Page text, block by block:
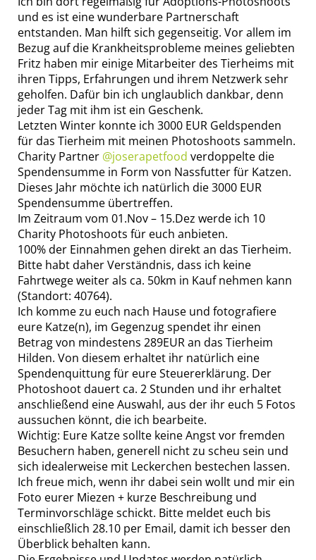
und es ist eine wunderbare Partnerschaft
entstanden. Man hilft sich gegenseitig. Vor allem im
Bezug auf die Krankheitsprobleme meines geliebten
Fritz haben mir einige Mitarbeiter des Tierheims mit
ihren Tipps, Erfahrungen und ihrem Netzwerk sehr
geholfen. Dafür bin ich unglaublich dankbar, denn
jeder Tag mit ihm ist ein Geschenk.
Letzten Winter konnte ich 3000 EUR Geldspenden
für das Tierheim mit meinen Photoshoots sammeln.
Charity Partner @joserapetfood verdoppelte die
Spendensumme in Form von Nassfutter für Katzen.
Dieses Jahr möchte ich natürlich die 3000 EUR
Spendensumme übertreffen.
Im Zeitraum vom 01.Nov – 15.Dez werde ich 10
Charity Photoshoots für euch anbieten.
100% der Einnahmen gehen direkt an das Tierheim.
Bitte habt daher Verständnis, dass ich keine
Fahrtwege weiter als ca. 50km in Kauf nehmen kann
(Standort: 40764).
Ich komme zu euch nach Hause und fotografiere
eure Katze(n), im Gegenzug spendet ihr einen
Betrag von mindestens 289EUR an das Tierheim
Hilden. Von diesem erhaltet ihr natürlich eine
Spendenquittung für eure Steuererklärung. Der
Photoshoot dauert ca. 2 Stunden und ihr erhaltet
anschließend eine Auswahl, aus der ihr euch 5 Fotos
aussuchen könnt, die ich bearbeite.
Wichtig: Eure Katze sollte keine Angst vor fremden
Besuchern haben, generell nicht zu scheu sein und
sich idealerweise mit Leckerchen bestechen lassen.
Ich freue mich, wenn ihr dabei sein wollt und mir ein
Foto eurer Miezen + kurze Beschreibung und
Terminvorschläge schickt. Bitte meldet euch bis
einschließlich 28.10 per Email, damit ich besser den
Überblick behalten kann.